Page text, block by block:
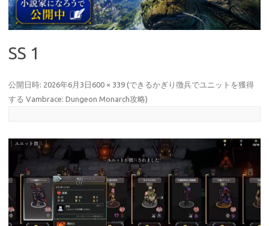
SS 1
公開日時: 2026年6月3日 600 × 339 (できるかぎり徴兵でユニットを獲得
する Vambrace: Dungeon Monarch攻略)